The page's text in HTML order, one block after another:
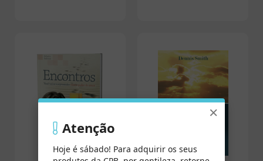
×
Atenção
Hoje é sábado! Para adquirir os seus